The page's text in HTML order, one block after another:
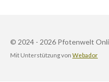
© 2024 - 2026 Pfotenwelt
Mit Unterstützung von Webador